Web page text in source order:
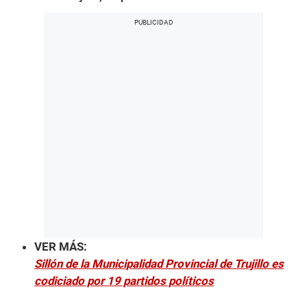
VER MÁS:
Sillón de la Municipalidad Provincial de Trujillo es
codiciado por 19 partidos políticos